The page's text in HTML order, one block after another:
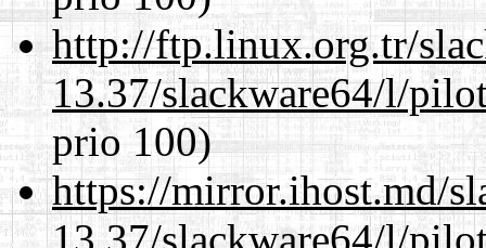
http://ftp.linux.org.tr/
13.37/slackware64/l/
prio 100)
https://mirror.ihost.md/
13.37/slackware64/l/